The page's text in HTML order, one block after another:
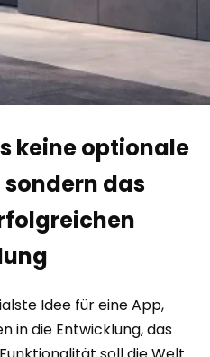
keine optionale
sondern das
Idee für eine App,
in die Entwicklung, das